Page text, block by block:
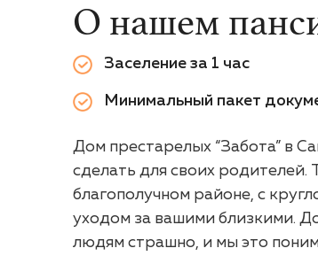
О нашем
Заселение за 1 час
Минимальный пакет
Дом престарелых “Забота” в
сделать для своих родителей.
благополучном районе, с
уходом за вашими близкими.
людям страшно, и мы это